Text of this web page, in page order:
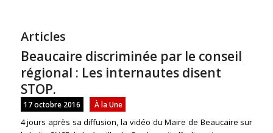
Articles
Beaucaire discriminée par le conseil
régional : Les internautes disent
STOP.
17 octobre 2016 À la Une
4 jours après sa diffusion, la vidéo du Maire de Beaucaire sur